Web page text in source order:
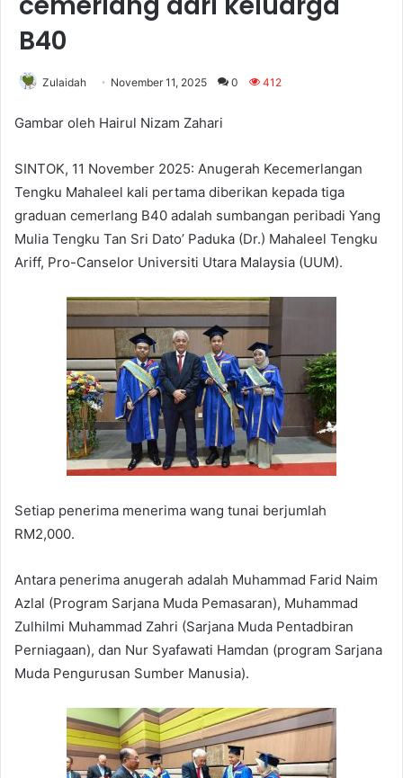
B40
Zulaidah November 11, 2025 0 412
Gambar oleh Hairul Nizam Zahari
SINTOK, 11 November 2025: Anugerah Kecemerlangan
Tengku Mahaleel kali pertama diberikan kepada tiga
graduan cemerlang B40 adalah sumbangan peribadi Yang
Mulia Tengku Tan Sri Dato’ Paduka (Dr.) Mahaleel Tengku
Ariff, Pro-Canselor Universiti Utara Malaysia (UUM).
Setiap penerima menerima wang tunai berjumlah
RM2,000.
Antara penerima anugerah adalah Muhammad Farid Naim
Azlal (Program Sarjana Muda Pemasaran), Muhammad
Zulhilmi Muhammad Zahri (Sarjana Muda Pentadbiran
Perniagaan), dan Nur Syafawati Hamdan (program Sarjana
Muda Pengurusan Sumber Manusia).